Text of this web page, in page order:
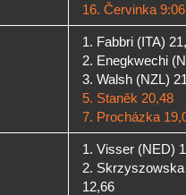
16. Červinka
1. Fabbri (ITA)
2. Enegkwechi
3. Walsh (NZL)
5. Staněk 20,48
7. Procházka
1. Visser (NED)
2.
12,66